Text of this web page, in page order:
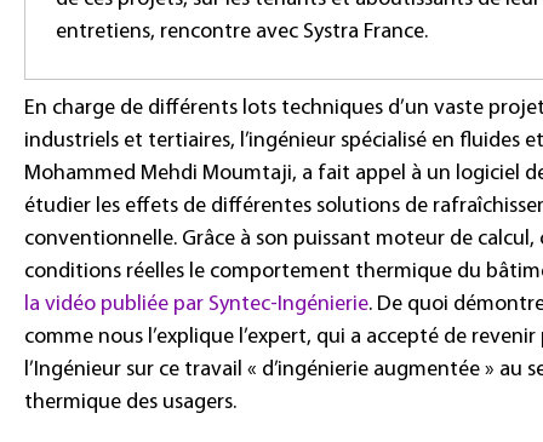
entretiens, rencontre avec Systra France.
En charge de différents lots techniques d’un vaste
industriels et tertiaires, l’ingénieur spécialisé en fluides
Mohammed Mehdi Moumtaji, a fait appel à un logiciel
étudier les effets de différentes solutions de
conventionnelle. Grâce à son puissant moteur de
conditions réelles le comportement thermique du
la vidéo publiée par Syntec-Ingénierie. De quoi
comme nous l’explique l’expert, qui a accepté de
l’Ingénieur sur ce travail « d’ingénierie augmentée » au
thermique des usagers.